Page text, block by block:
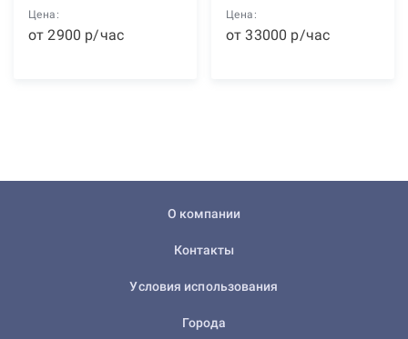
Цена:
от2900 р/час
Цена:
от33000 р/час
О компании
Контакты
Условия использования
Города